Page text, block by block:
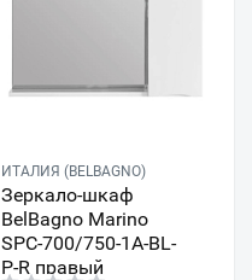
ИТАЛИЯ (BELBAGNO)
Зеркало-шкаф
BelBagno Marino
SPC-700/750-1A-BL-
P-R правый